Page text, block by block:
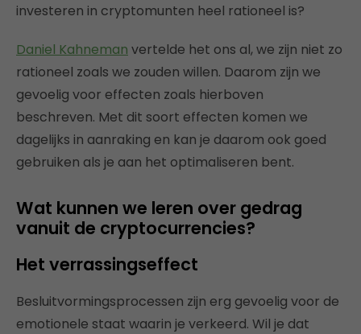
investeren in cryptomunten heel rationeel is?
Daniel Kahneman vertelde het ons al, we zijn niet zo
rationeel zoals we zouden willen. Daarom zijn we
gevoelig voor effecten zoals hierboven
beschreven. Met dit soort effecten komen we
dagelijks in aanraking en kan je daarom ook goed
gebruiken als je aan het optimaliseren bent.
Wat kunnen we leren over gedrag
vanuit de cryptocurrencies?
Het verrassingseffect
Besluitvormingsprocessen zijn erg gevoelig voor de
emotionele staat waarin je verkeerd. Wil je dat